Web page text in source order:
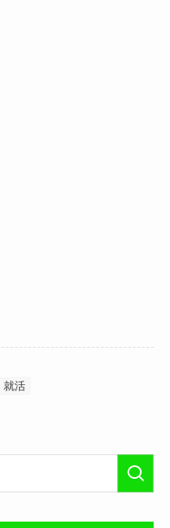
就活